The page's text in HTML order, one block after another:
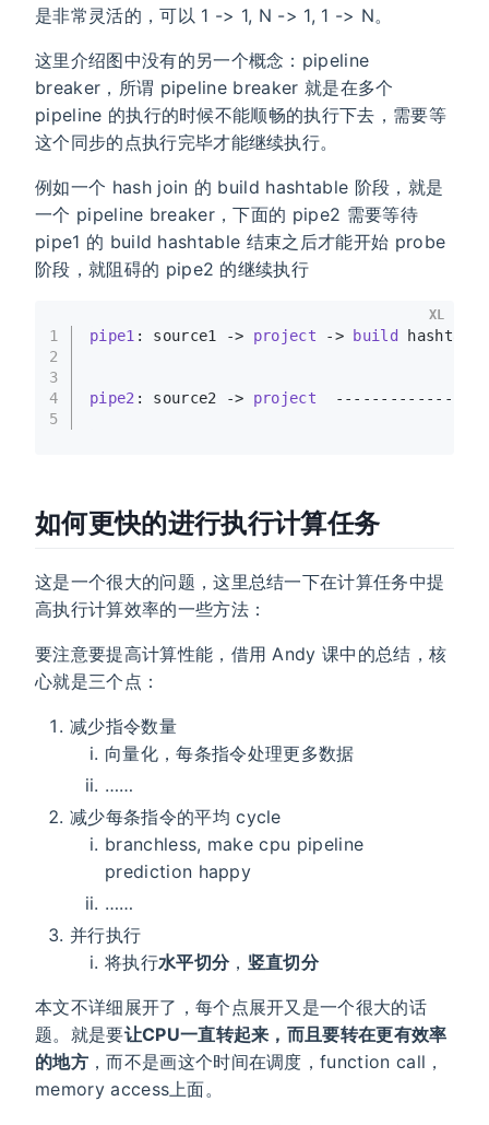
是非常灵活的，可以 1 -> 1, N -> 1, 1 -> N。
这里介绍图中没有的另一个概念：pipeline
breaker，所谓 pipeline breaker 就是在多个
pipeline 的执行的时候不能顺畅的执行下去，需要等
这个同步的点执行完毕才能继续执行。
例如一个 hash join 的 build hashtable 阶段，就是
一个 pipeline breaker，下面的 pipe2 需要等待
pipe1 的 build hashtable 结束之后才能开始 probe
阶段，就阻碍的 pipe2 的继续执行
1
2
3
4
5
pipe1 : source1 -> project -> build
pipe2 : source2 -> project
XL
如何更快的进行执行计算任务
这是一个很大的问题，这里总结一下在计算任务中提
高执行计算效率的一些方法：
要注意要提高计算性能，借用 Andy 课中的总结，核
心就是三个点：
减少指令数量
向量化，每条指令处理更多数据
……
减少每条指令的平均 cycle
branchless, make cpu pipeline
prediction happy
……
并行执行
将执行水平切分， 竖直切分
本文不详细展开了，每个点展开又是一个很大的话
题。就是要让CPU一直转起来，而且要转在更有效率
的地方，而不是画这个时间在调度，function call，
memory access上面。